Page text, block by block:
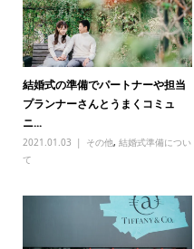
結婚式の準備でパートナーや担当
プランナーさんとうまくコミュ
ニ...
2021.01.03 その他, 結婚式準備につい
て